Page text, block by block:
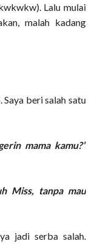
Lalu mulai
malah kadang
beri salah satu
mama kamu?”
Miss, tanpa mau
jadi serba salah.